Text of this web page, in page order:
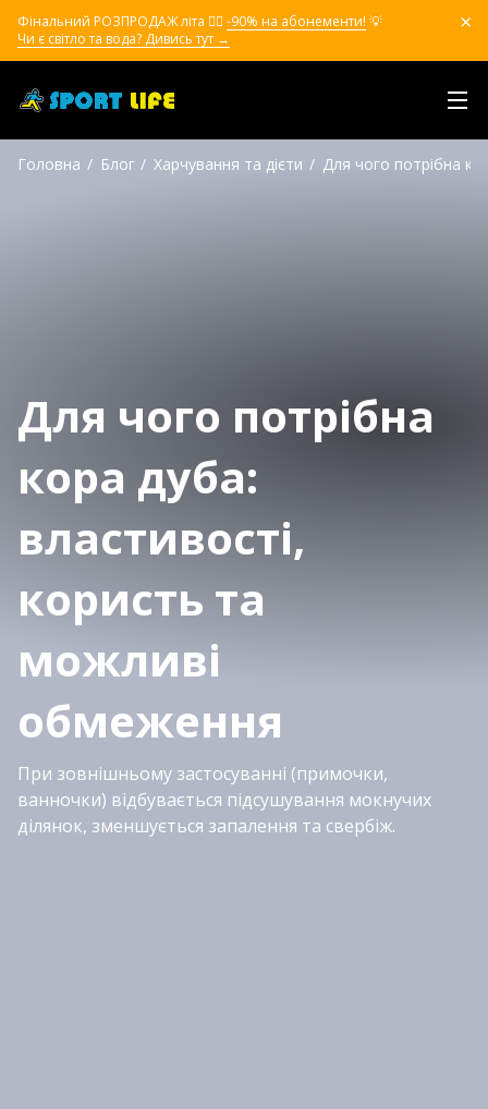
Фінальний РОЗПРОДАЖ літа ❤️‍🔥 -90% на абонементи! 💡
Чи є світло та вода? Дивись тут →
Головна Блог Харчування та дієти Для чого потрібна
Для чого потрібна
кора дуба:
властивості,
користь та
можливі
обмеження
При зовнішньому застосуванні (примочки,
ванночки) відбувається підсушування мокнучих
ділянок, зменшується запалення та свербіж.